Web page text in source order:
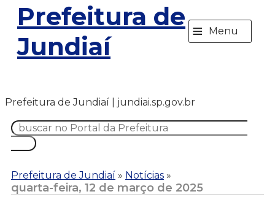
Prefeitura de
Jundiaí
≡ Menu
Prefeitura de Jundiaí | jundiai.sp.gov.br
Prefeitura de Jundiaí » Notícias »
quarta-feira, 12 de março de 2025